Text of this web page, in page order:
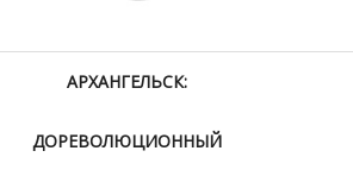
АРХАНГЕЛЬСК:
ДОРЕВОЛЮЦИОННЫЙ